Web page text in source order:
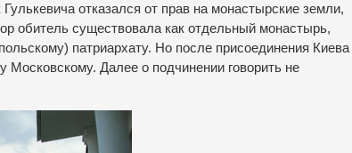
отказался от прав на монастырские земли,
обитель существовала как отдельный монастырь,
патриархату. Но после присоединения Киева
Московскому. Далее о подчинении говорить не